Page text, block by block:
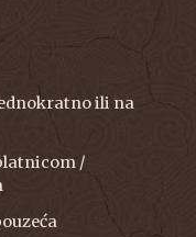
ili na
/